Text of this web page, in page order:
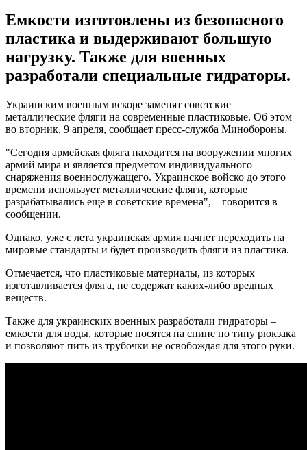
Емкости изготовлены из безопасного
пластика и выдерживают большую
нагрузку. Также для военных
разработали специальные гидраторы.
Украинским военным вскоре заменят советские
металлические фляги на современные пластиковые. Об этом
во вторник, 9 апреля, сообщает пресс-служба Минобороны.
"Сегодня армейская фляга находится на вооружении многих
армий мира и является предметом индивидуального
снаряжения военнослужащего. Украинское войско до этого
времени использует металлические фляги, которые
разрабатывались еще в советские времена", – говорится в
сообщении.
Однако, уже с лета украинская армия начнет переходить на
мировые стандарты и будет производить фляги из пластика.
Отмечается, что пластиковые материалы, из которых
изготавливается фляга, не содержат каких-либо вредных
веществ.
Также для украинских военных разработали гидраторы –
емкости для воды, которые носятся на спине по типу рюкзака
и позволяют пить из трубочки не освобождая для этого руки.